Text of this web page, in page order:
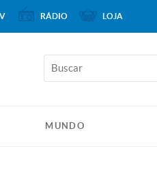
MUNDO
RÁDIO LOJA